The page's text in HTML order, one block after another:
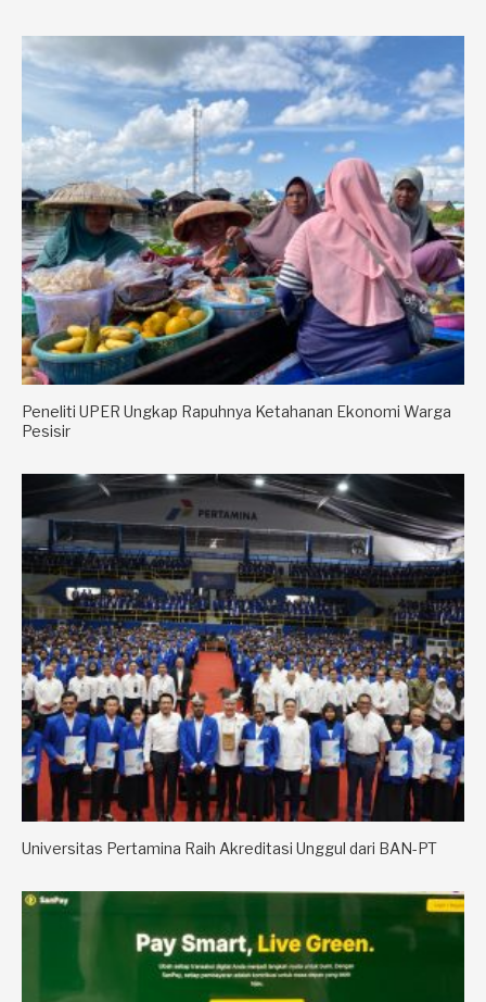
Peneliti UPER Ungkap Rapuhnya Ketahanan Ekonomi Warga
Pesisir
Universitas Pertamina Raih Akreditasi Unggul dari BAN-PT